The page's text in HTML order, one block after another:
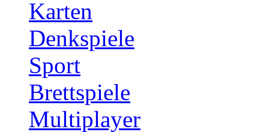
Karten
Denkspiele
Sport
Brettspiele
Multiplayer